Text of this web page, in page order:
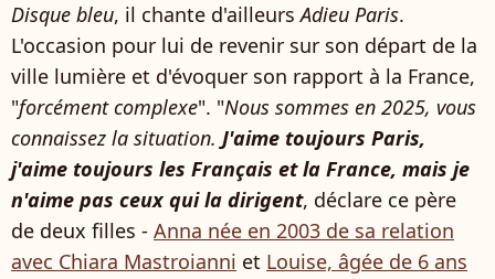
Disque bleu, il chante d'ailleursAdieu Paris.
L'occasion pour lui de revenir sur son départ de la
ville lumière et d'évoquer son rapport à la France,
"forcément complexe". "Nous sommes en 2025, vous
connaissez la situation. J'aime toujours Paris,
j'aime toujours les Français et la France, mais je
n'aime pas ceux qui la dirigent, déclare ce père
de deux filles - Anna née en 2003 de sa relation
avec Chiara Mastroianni et Louise, âgée de 6 ans